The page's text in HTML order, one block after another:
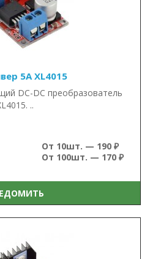
5А XL4015
DC-DC преобразователь
..
От 10шт. — 190 ₽
От 100шт. — 170 ₽